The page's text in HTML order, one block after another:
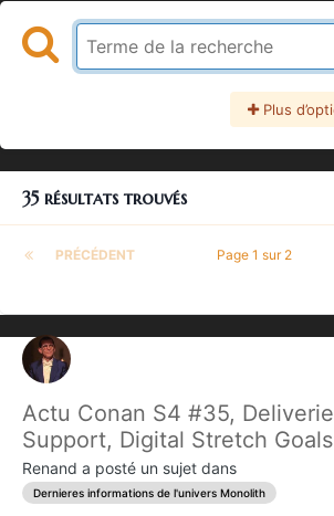
Plus
35 résultats trouvés
PRÉCÉDENT Page 1 sur 2
Actu Conan S4 #35,
Support, Digital Stretch Goals
Renand a posté un sujet dans
Dernieres informations de l'univers Monolith